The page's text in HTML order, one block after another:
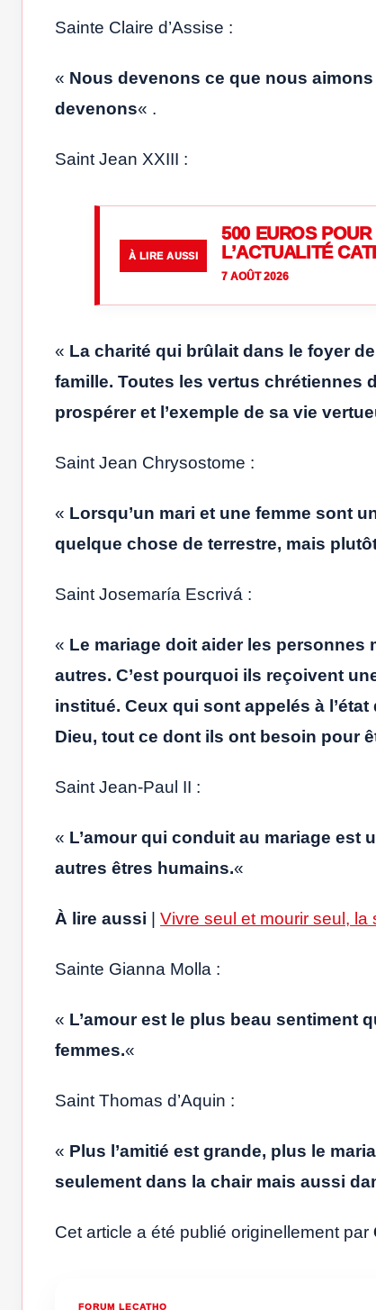
Sainte Claire d’Assise :
« Nous devenons ce que nous
devenons« .
Saint Jean XXIII :
À LIRE AUSSI
500 EUROS
L’ACTUALITÉ
7 AOÛT 2026
« La charité qui brûlait dans le foyer
famille. Toutes les vertus chrétiennes
prospérer et l’exemple de sa vie
Saint Jean Chrysostome :
« Lorsqu’un mari et une femme sont
quelque chose de terrestre, mais
Saint Josemaría Escrivá :
« Le mariage doit aider les personnes
autres. C’est pourquoi ils reçoivent
institué. Ceux qui sont appelés à
Dieu, tout ce dont ils ont besoin pour
Saint Jean-Paul II :
« L’amour qui conduit au mariage est
autres êtres humains.«
À lire aussi Vivre seul et mourir seul,
Sainte Gianna Molla :
« L’amour est le plus beau sentiment
femmes.«
Saint Thomas d’Aquin :
« Plus l’amitié est grande, plus le
seulement dans la chair mais aussi
Cet article a été publié originellement par
FORUM LECATHO